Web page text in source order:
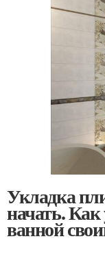
Укладка
начать.
ванной